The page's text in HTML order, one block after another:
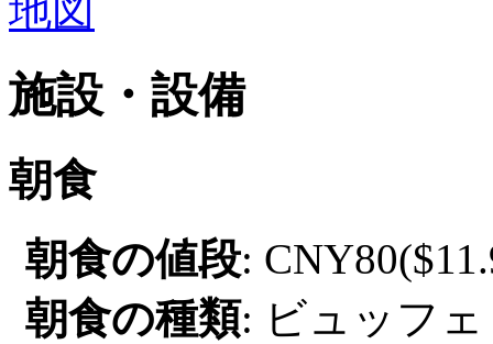
施設・設備
朝食
朝食の値段:
朝食の種類: ビュッフ